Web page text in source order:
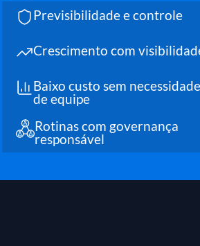
Previsibilidade e controle
Crescimento com
Baixo custo sem necessidade
de equipe
Rotinas com governança
responsável